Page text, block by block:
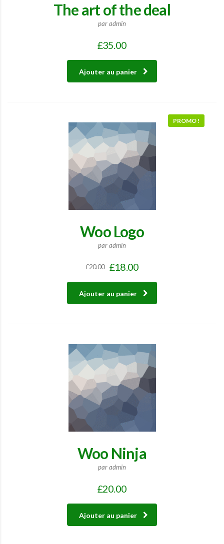
The art of the deal
par admin
£35.00
Ajouter au panier
PROMO !
Woo Logo
par admin
£20.00 £18.00
Ajouter au panier
Woo Ninja
par admin
£20.00
Ajouter au panier